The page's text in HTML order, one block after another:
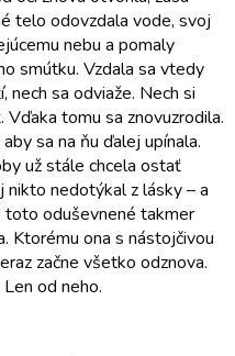
telo odovzdala vode, svoj
nebu a pomaly
smútku. Vzdala sa vtedy
nech sa odviaže. Nech si
tomu sa znovuzrodila.
sa na ňu ďalej upínala.
už stále chcela ostať
nedotýkal z lásky – a
toto oduševnené takmer
Ktorému ona s nástojčivou
začne všetko odznova.
od neho.